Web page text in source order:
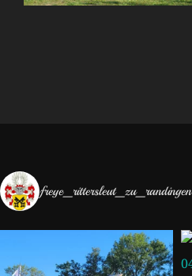
freye_rittersleut_zu_randingen